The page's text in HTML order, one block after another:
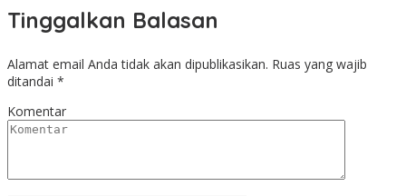
Tinggalkan Balasan
Alamat email Anda tidak akan dipublikasikan. Ruas yang wajib
ditandai *
Komentar